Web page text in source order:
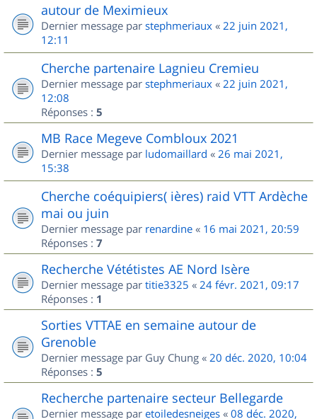
autour de Meximieux
Dernier message par stephmeriaux « 22 juin 2021,
12:11
Cherche partenaire Lagnieu Cremieu
Dernier message par stephmeriaux « 22 juin 2021,
12:08
Réponses : 5
MB Race Megeve Combloux 2021
Dernier message par ludomaillard « 26 mai 2021,
15:38
Cherche coéquipiers( ières) raid VTT Ardèche
mai ou juin
Dernier message par renardine « 16 mai 2021, 20:59
Réponses : 7
Recherche Vététistes AE Nord Isère
Dernier message par titie3325 « 24 févr. 2021, 09:17
Réponses : 1
Sorties VTTAE en semaine autour de
Grenoble
Dernier message par Guy Chung « 20 déc. 2020, 10:04
Réponses : 5
Recherche partenaire secteur Bellegarde
Dernier message par etoiledesneiges « 08 déc. 2020,